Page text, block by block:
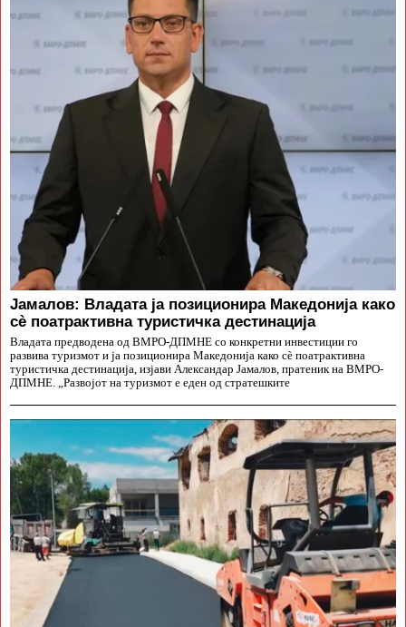
Јамалов: Владата ја позиционира Македонија како
сè поатрактивна туристичка дестинација
Владата предводена од ВМРО-ДПМНЕ со конкретни инвестиции го
развива туризмот и ја позиционира Македонија како сè поатрактивна
туристичка дестинација, изјави Александар Јамалов, пратеник на ВМРО-
ДПМНЕ. „Развојот на туризмот е еден од стратешките